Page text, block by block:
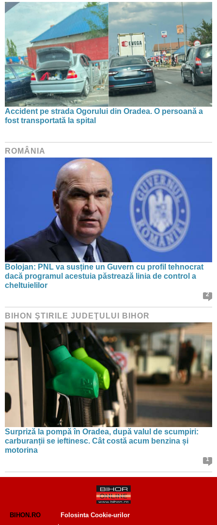
Accident pe strada Ogorului din Oradea. O persoană a
fost transportată la spital
ROMÂNIA
Bolojan: PNL va susține un Guvern cu profil tehnocrat
dacă programul acestuia păstrează linia de control a
cheltuielilor
2
BIHON ŞTIRILE JUDEŢULUI BIHOR
Surpriză la pompă în Oradea, după valul de scumpiri:
carburanții se ieftinesc. Cât costă acum benzina și
motorina
1
BIHON.RO
Folosinta Cookie-urilor